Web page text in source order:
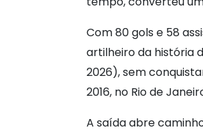
Com 80 gols e 58
artilheiro da história
2026), sem
2016, no Rio de
A saída abre